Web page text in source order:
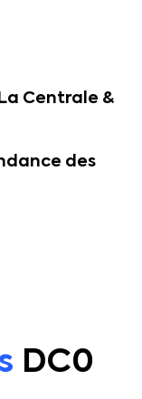
Centrale &
des
DC0